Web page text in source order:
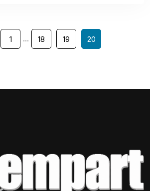
1 … 18 19 20